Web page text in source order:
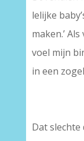
lelijke
maken.’
voel mijn
in een
Dat